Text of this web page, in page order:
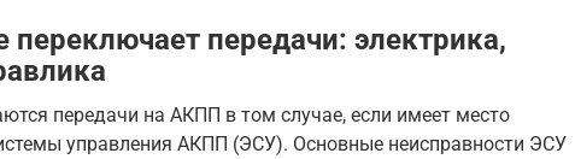
передачи: электрика,
передачи на АКПП в том случае, если имеет место
управления АКПП (ЭСУ). Основные неисправности ЭСУ